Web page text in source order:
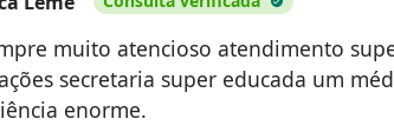
muito atencioso atendimento
secretaria super educada um
enorme.